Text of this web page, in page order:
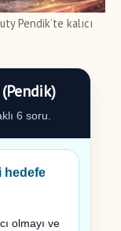
Pendik’te kalıcı
6 soru.
hedefe
olmayı ve